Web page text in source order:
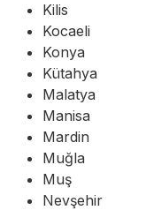
Kilis
Kocaeli
Konya
Kütahya
Malatya
Manisa
Mardin
Muğla
Muş
Nevşehir